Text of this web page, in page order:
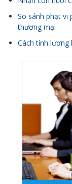
So sánh phạt vi
thương mại
Cách tính